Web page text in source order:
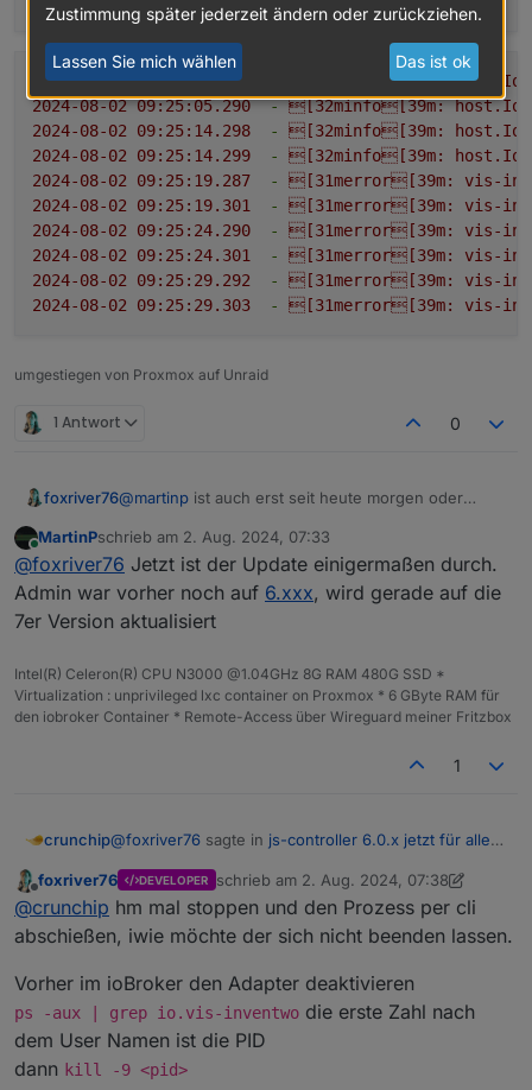
2024-08-02 09:25:05.288 [32minfo[39m:
2024-08-02 09:25:05.290
- [32minfo[39m:
2024-08-02 09:25:14.298
- [32minfo[39m:
2024-08-02 09:25:14.299
- [32minfo[39m:
2024-08-02 09:25:19.287
- [31merror[39m:
vis-
2024-08-02 09:25:19.301
- [31merror[39m:
vis-
2024-08-02 09:25:24.290
- [31merror[39m:
vis-
2024-08-02 09:25:24.301
- [31merror[39m:
vis-
2024-08-02 09:25:29.292
- [31merror[39m:
vis-
2024-08-02 09:25:29.303
- [31merror[39m: vis-
umgestiegen von Proxmox auf Unraid
1 Antwort 0
foxriver76@martinp ist auch erst seit heute morgen oder
ohne manuelles aktualisieren nocht niocht
aufgepoppt ist.
Online
MartinPschrieb am 2. Aug. 2024, 07:33
zuletzt editiert von
@foxriver76 Jetzt ist der Update einigermaßen durch.
Admin war vorher noch auf 6.xxx, wird gerade auf die
7er Version aktualisiert
Intel(R) Celeron(R) CPU N3000 @1.04GHz 8G RAM 480G SSD *
Virtualization : unprivileged lxc container on Proxmox * 6 GByte RAM für
den iobroker Container * Remote-Access über Wireguard meiner Fritzbox
1
crunchip@foxriver76 sagte in js-controller 6.0.x jetzt für alle
kannst du mal inventwo vorher stoppen und
dann nochmal probieren, iwie überlebt der den
terminate Prozess
hab ich vorher gestoppt, trotzdem bei upgrade,
2024-08-02 09:22:49.895  -
2024-08-02 09:23:23.143  -
2024-08-02 09:23:23.143  -
2024-08-02 09:25:05.288  - [32minfo[39m:
2024-08-02 09:25:14.298  -
foxriver76 DEVELOPER schrieb am 2. Aug. 2024, 07:38
zuletzt editiert von foxriver768. Feb.
@crunchip hm mal stoppen und den Prozess per cli
abschießen, iwie möchte der sich nicht beenden lassen.
Vorher im ioBroker den Adapter deaktivieren
ps -aux | grep io.vis-inventwo die erste Zahl nach
dem User Namen ist die PID
dann kill -9 <pid>
Zustimmung später jederzeit ändern oder zurückziehen.
Lassen Sie mich wählen Das ist ok